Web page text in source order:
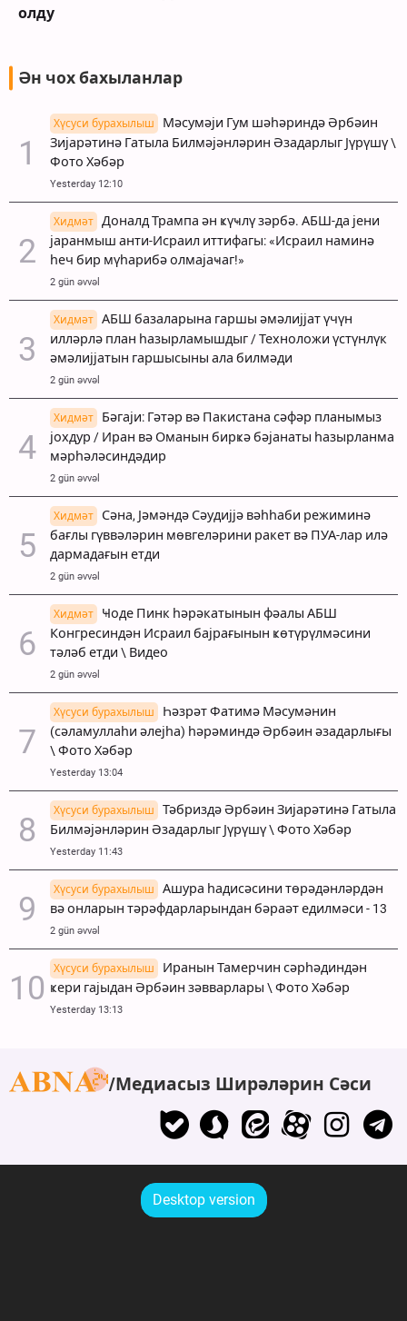
олду
Ән чох бахыланлар
Хүсуси бурахылыш
Мәсумәји Гум шәһәриндә Әрбәин
Зијарәтинә Гатыла Билмәјәнләрин Әзадарлыг Јүрүшү \
Фото Хәбәр
Yesterday 12:10
Хидмәт
Доналд Трампа ән ҝүҹлү зәрбә. АБШ-да јени
јаранмыш анти-Исраил иттифагы: «Исраил наминә
һеч бир мүһарибә олмајаҹаг!»
2 gün əvvəl
Хидмәт
АБШ базаларына гаршы әмәлијјат үчүн
илләрлә план һазырламышдыг / Техноложи үстүнлүк
әмәлијјатын гаршысыны ала билмәди
2 gün əvvəl
Хидмәт
Бәгаји: Гәтәр вә Пакистана сәфәр планымыз
јохдур / Иран вә Оманын бирҝә бәјанаты һазырланма
мәрһәләсиндәдир
2 gün əvvəl
Хидмәт
Сәна, Јәмәндә Сәудијјә вәһһаби режиминә
бағлы гүввәләрин мөвгеләрини ракет вә ПУА-лар илә
дармадағын етди
2 gün əvvəl
Хидмәт
Ҹоде Пинк һәрәкатынын фәалы АБШ
Конгресиндән Исраил бајрағынын ҝөтүрүлмәсини
тәләб етди \ Видео
2 gün əvvəl
Хүсуси бурахылыш
Һәзрәт Фатимә Мәсумәнин
(сәламуллаһи әлејһа) һәрәминдә Әрбәин әзадарлығы
\ Фото Хәбәр
Yesterday 13:04
Хүсуси бурахылыш
Тәбриздә Әрбәин Зијарәтинә Гатыла
Билмәјәнләрин Әзадарлыг Јүрүшү \ Фото Хәбәр
Yesterday 11:43
Хүсуси бурахылыш
Ашура һадисәсини төрәдәнләрдән
вә онларын тәрәфдарларындан бәраәт едилмәси - 13
2 gün əvvəl
Хүсуси бурахылыш
Иранын Тамерчин сәрһәдиндән
ҝери гајыдан Әрбәин зәвварлары \ Фото Хәбәр
Yesterday 13:13
Медиасыз Ширәләрин Сәси
Desktop version